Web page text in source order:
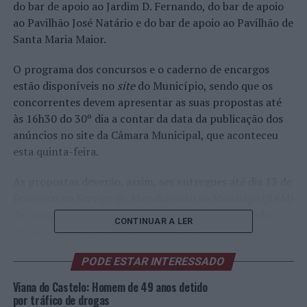
do bar de apoio ao Jardim D. Fernando, do bar de apoio
ao Pavilhão José Natário e do bar de apoio ao Pavilhão de
Santa Maria Maior.
O programa dos concursos e o caderno de encargos
estão disponíveis no sitedo Município, sendo que os
concorrentes devem apresentar as suas propostas até
às 16h30 do 30º dia a contar da data da publicação dos
anúncios no site da Câmara Municipal, que aconteceu
esta quinta-feira.
da Câmara Municipal, em invólucro opaco e fechado,
invólucro esse que deverá ser encerrado num outro
única e exclusivamente, a identificação do
concurso/procedimento.
CONTINUAR A LER
PODE ESTAR INTERESSADO
Viana do Castelo: Homem de 49 anos detido
por tráfico de drogas